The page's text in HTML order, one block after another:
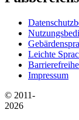
Leichte
Impressum
© 2011-
2026